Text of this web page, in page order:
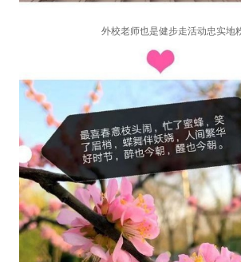
外校老师也是健步走活动忠实地